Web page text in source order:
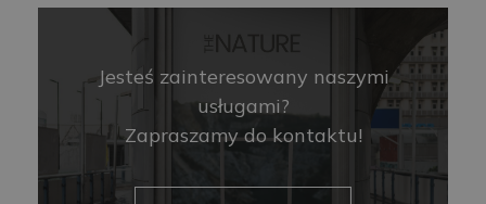
Jesteś zainteresowany naszymi
usługami?
Zapraszamy do kontaktu!